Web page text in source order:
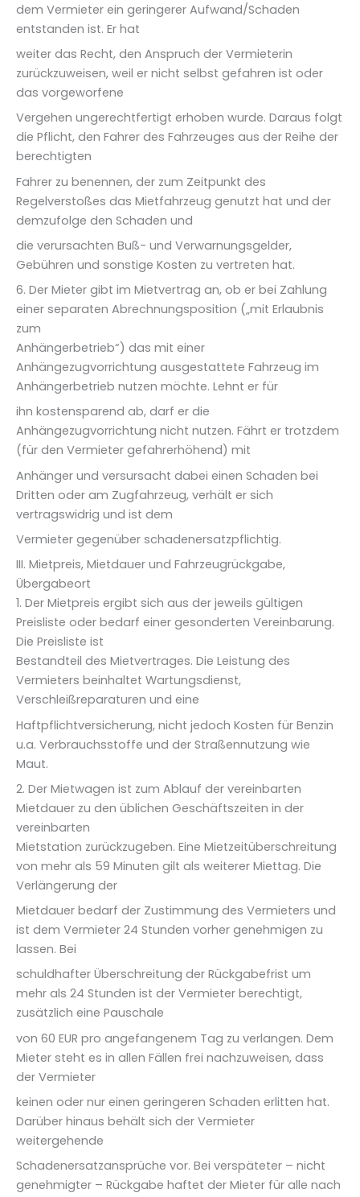
dem Vermieter ein geringerer Aufwand/Schaden
entstanden ist. Er hat
weiter das Recht, den Anspruch der Vermieterin
zurückzuweisen, weil er nicht selbst gefahren ist oder
das vorgeworfene
Vergehen ungerechtfertigt erhoben wurde. Daraus folgt
die Pflicht, den Fahrer des Fahrzeuges aus der Reihe der
berechtigten
Fahrer zu benennen, der zum Zeitpunkt des
Regelverstoßes das Mietfahrzeug genutzt hat und der
demzufolge den Schaden und
die verursachten Buß- und Verwarnungsgelder,
Gebühren und sonstige Kosten zu vertreten hat.
6. Der Mieter gibt im Mietvertrag an, ob er bei Zahlung
einer separaten Abrechnungsposition („mit Erlaubnis
zum
Anhängerbetrieb“) das mit einer
Anhängezugvorrichtung ausgestattete Fahrzeug im
Anhängerbetrieb nutzen möchte. Lehnt er für
ihn kostensparend ab, darf er die
Anhängezugvorrichtung nicht nutzen. Fährt er trotzdem
(für den Vermieter gefahrerhöhend) mit
Anhänger und versursacht dabei einen Schaden bei
Dritten oder am Zugfahrzeug, verhält er sich
vertragswidrig und ist dem
Vermieter gegenüber schadenersatzpflichtig.
III. Mietpreis, Mietdauer und Fahrzeugrückgabe,
Übergabeort
1. Der Mietpreis ergibt sich aus der jeweils gültigen
Preisliste oder bedarf einer gesonderten Vereinbarung.
Die Preisliste ist
Bestandteil des Mietvertrages. Die Leistung des
Vermieters beinhaltet Wartungsdienst,
Verschleißreparaturen und eine
Haftpflichtversicherung, nicht jedoch Kosten für Benzin
u.a. Verbrauchsstoffe und der Straßennutzung wie
Maut.
2. Der Mietwagen ist zum Ablauf der vereinbarten
Mietdauer zu den üblichen Geschäftszeiten in der
vereinbarten
Mietstation zurückzugeben. Eine Mietzeitüberschreitung
von mehr als 59 Minuten gilt als weiterer Miettag. Die
Verlängerung der
Mietdauer bedarf der Zustimmung des Vermieters und
ist dem Vermieter 24 Stunden vorher genehmigen zu
lassen. Bei
schuldhafter Überschreitung der Rückgabefrist um
mehr als 24 Stunden ist der Vermieter berechtigt,
zusätzlich eine Pauschale
von 60 EUR pro angefangenem Tag zu verlangen. Dem
Mieter steht es in allen Fällen frei nachzuweisen, dass
der Vermieter
keinen oder nur einen geringeren Schaden erlitten hat.
Darüber hinaus behält sich der Vermieter
weitergehende
Schadenersatzansprüche vor. Bei verspäteter – nicht
genehmigter – Rückgabe haftet der Mieter für alle nach